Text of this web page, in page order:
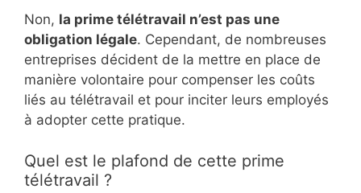
Non, la prime télétravail n’est pas une
obligation légale. Cependant, de nombreuses
entreprises décident de la mettre en place de
manière volontaire pour compenser les coûts
liés au télétravail et pour inciter leurs employés
à adopter cette pratique.
Quel est le plafond de cette prime
télétravail ?